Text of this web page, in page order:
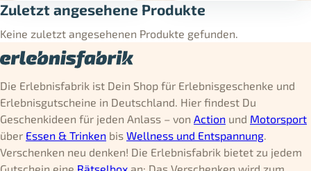
Zuletzt angesehene Produkte
Keine zuletzt angesehenen Produkte gefunden.
Die Erlebnisfabrik ist Dein Shop für Erlebnisgeschenke und
Erlebnisgutscheine in Deutschland. Hier findest Du
Geschenkideen für jeden Anlass – von Action und Motorsport
über Essen & Trinken bis Wellness und Entspannung.
Verschenken neu denken! Die Erlebnisfabrik bietet zu jedem